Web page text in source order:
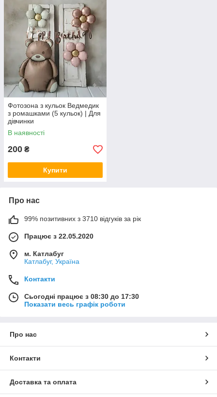
Фотозона з кульок Ведмедик
з ромашками (5 кульок) | Для
дівчинки
В наявності
200 ₴
Купити
Про нас
99% позитивних з 3710 відгуків за рік
Працює з 22.05.2020
м. Катлабуг
Катлабуг, Україна
Контакти
Сьогодні працює з 08:30 до 17:30
Показати весь графік роботи
Про нас
Контакти
Доставка та оплата